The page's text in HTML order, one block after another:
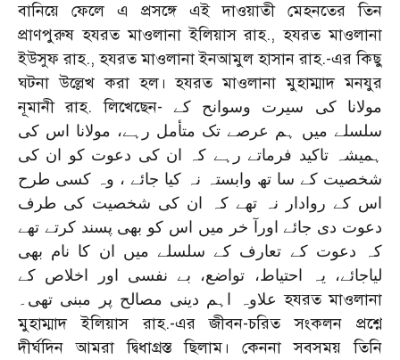
বানিয়ে ফেলে এ প্রসঙ্গে এই দাওয়াতী মেহনতের তিন
প্রাণপুরুষ হযরত মাওলানা ইলিয়াস রাহ., হযরত মাওলানা
ইউসুফ রাহ., হযরত মাওলানা ইনআমুল হাসান রাহ.-এর কিছু
ঘটনা উল্লেখ করা হল। হযরত মাওলানা মুহাম্মাদ মনযুর
নূমানী রাহ. লিখেছেন- مولانا کی سيرت وسوانح کے
سلسلے ميں ہم عرصے تک متأمل رہے، مولانا اس کی
ہميشہ تاکيد فرماتے رہے کہ ان کی دعوت کو ان کی
شخصيت کے سا تھ وابستہ نہ کيا جائے ، وہ کسی طرح
اس کے روادار نہ تھے کہ ان کی شخصيت کی طرف
دعوت دی جائے اورآ خر ميں اس کو بھی پسند کرتے تھے
کہ دعوت کے تعارف کے سلسلے ميں ان کا نام بھی
لياجائے، يہ احتياط، تواضع، بے نفسی اور اخلاص کے
علاوہ اہم دينی مصالح پر مبنی تھی۔ হযরত মাওলানা
মুহাম্মাদ ইলিয়াস রাহ.-এর জীবন-চরিত সংকলন প্রশ্নে
দীর্ঘদিন আমরা দ্বিধাগ্রস্ত ছিলাম। কেননা সবসময় তিনি